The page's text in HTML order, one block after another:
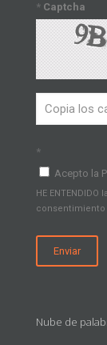
* Captcha
*
Acepto la
HE
consentimiento
Nube de